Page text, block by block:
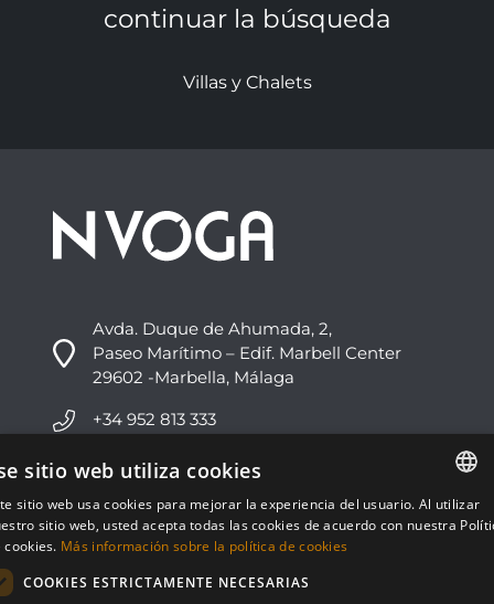
continuar la búsqueda
Villas y Chalets
Avda. Duque de Ahumada, 2,
Paseo Marítimo – Edif. Marbell Center
29602 -Marbella, Málaga
+34 952 813 333
info@nvoga.com
C. del Ciervo, 1D
Urbanización Los Monteros
ENGLISH
sitio web utiliza cookies
sitio web usa cookies para mejorar la experiencia del usuario. Al utilizar
sitio web, usted acepta todas las cookies de acuerdo con nuestra
cookies. Más información sobre la política de cookies
COOKIES ESTRICTAMENTE NECESARIAS